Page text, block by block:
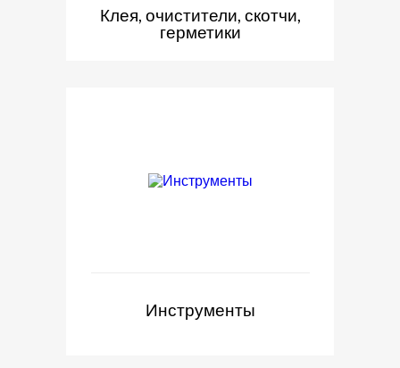
Клея, очистители, скотчи,
герметики
Инструменты